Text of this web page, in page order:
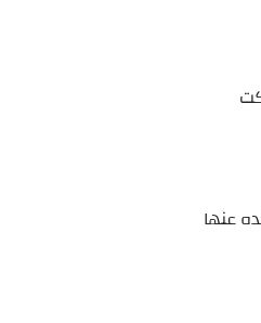
عنها